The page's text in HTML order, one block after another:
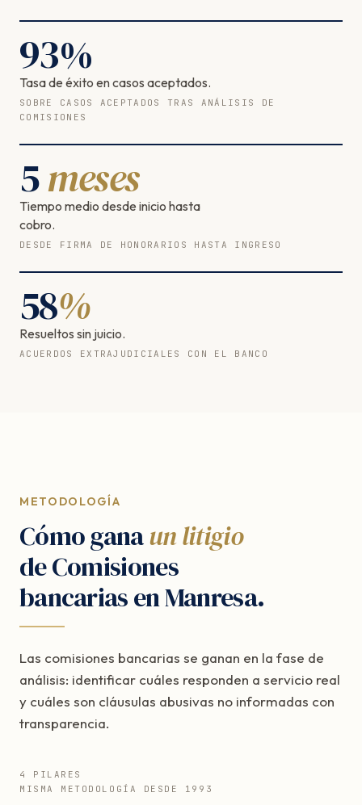
93%
Tasa de éxito en casos aceptados.
SOBRE CASOS ACEPTADOS TRAS ANÁLISIS DE
COMISIONES
5meses
Tiempo medio desde inicio hasta
cobro.
DESDE FIRMA DE HONORARIOS HASTA INGRESO
58%
Resueltos sin juicio.
ACUERDOS EXTRAJUDICIALES CON EL BANCO
METODOLOGÍA
Cómo ganaun litigio
de Comisiones
bancarias en Manresa.
Las comisiones bancarias se ganan en la fase de
análisis: identificar cuáles responden a servicio real
y cuáles son cláusulas abusivas no informadas con
transparencia.
4 PILARES
MISMA METODOLOGÍA DESDE 1993